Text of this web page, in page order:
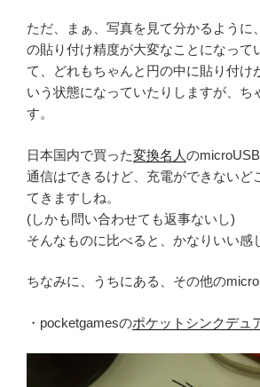
ただ、まぁ、写真を見て分かるように
の貼り付け精度が大変なことになって
て、どれもちゃんと円の中に貼り付け
いう状態になっていたりしますが、ち
す。
日本国内で買った変換名人の
通信はできるけど、充電ができないど
てきますしね。
(しかも問い合わせても返事ないし)
そんなものに比べると、かなりいい感
ちなみに、うちにある、その他の
・pocketgamesのポケットシンクデュ